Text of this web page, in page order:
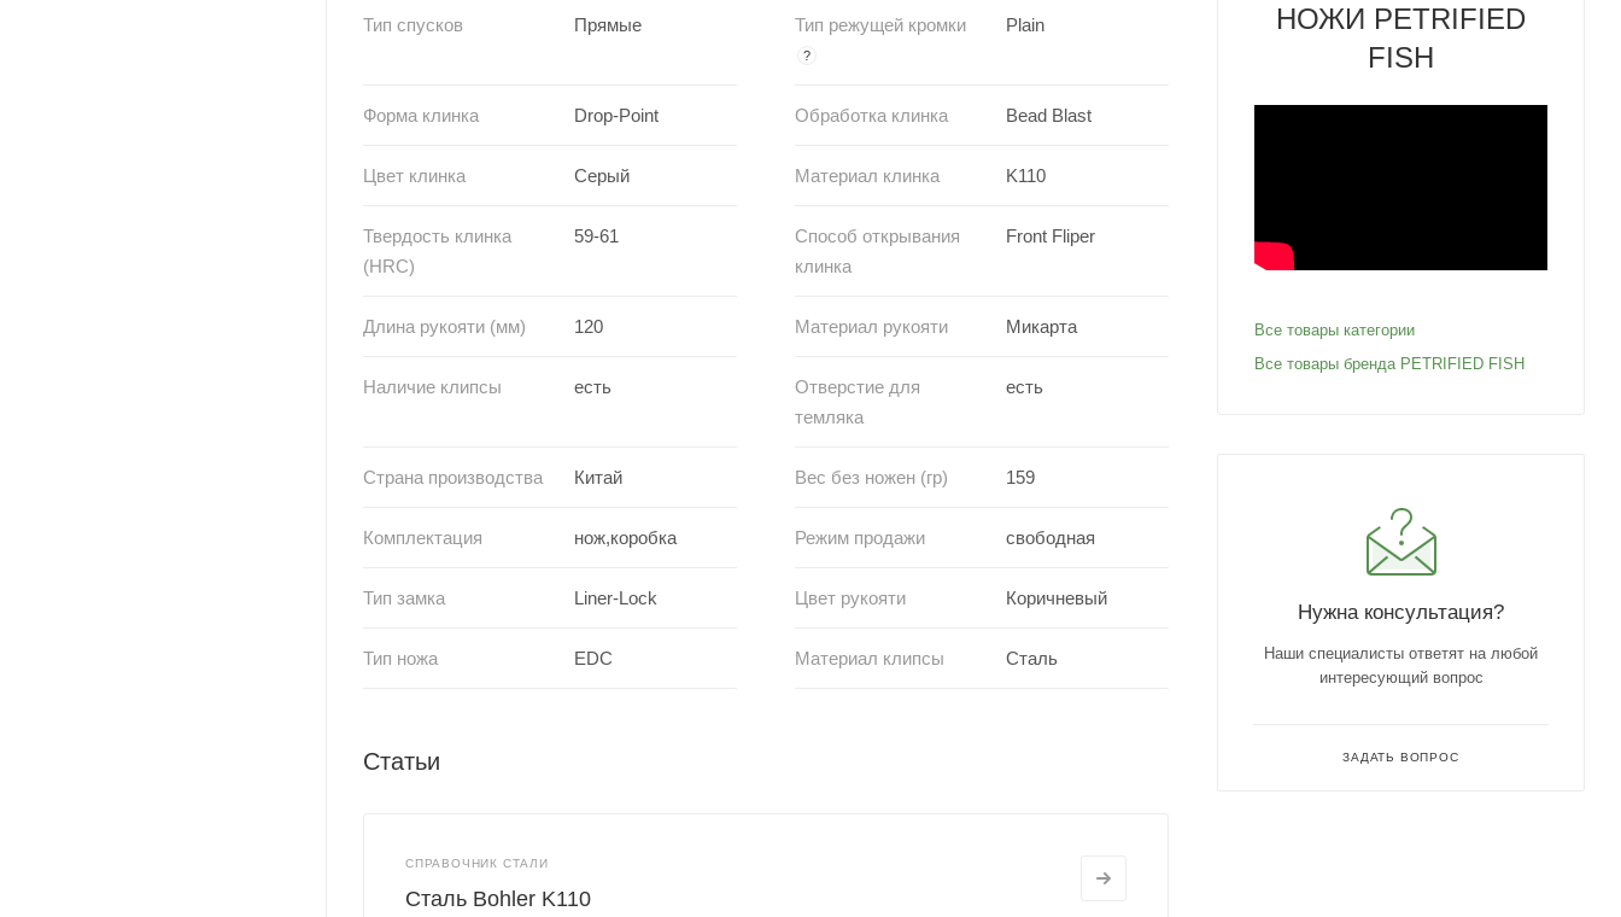
Тип спусков Прямые Тип режущей кромки
?
Plain
Форма клинка Drop-Point Обработка клинка Bead Blast
Цвет клинка Серый Материал клинка K110
Твердость клинка
(HRC)
59-61
Способ открывания
клинка
Front Fliper
Длина рукояти (мм) 120 Материал рукояти Микарта
Наличие клипсы есть
Отверстие для
темляка
есть
Страна производства Китай Вес без ножен (гр) 159
Комплектация нож,коробка Режим продажи свободная
Тип замка Liner-Lock Цвет рукояти Коричневый
Тип ножа EDC Материал клипсы Сталь
Статьи
СПРАВОЧНИК СТАЛИ
Сталь Bohler K110
НОЖИ PETRIFIED
FISH
Все товары категории
Все товары бренда PETRIFIED FISH
Нужна консультация?
Наши специалисты ответят на любой
интересующий вопрос
ЗАДАТЬ ВОПРОС